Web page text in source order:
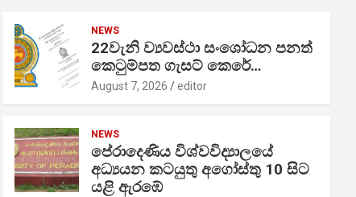
NEWS
22වැනි ව්‍යවස්ථා සංශෝධන පනත්
කෙටුම්පත ගැසට් කෙරේ…
August 7, 2026 editor
NEWS
පේරාදෙණිය විශ්වවිද්‍යාලයේ
අධ්‍යයන කටයුතු අගෝස්තු 10 සිට
යළි ඇරඹේ